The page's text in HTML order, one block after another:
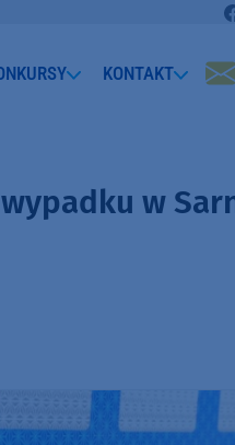
KONTAKT
w